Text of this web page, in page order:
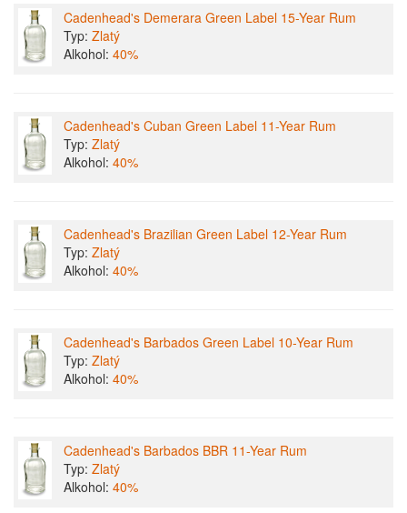
Cadenhead's Demerara Green Label 15-Year Rum
Typ: Zlatý
Alkohol: 40%
Cadenhead's Cuban Green Label 11-Year Rum
Typ: Zlatý
Alkohol: 40%
Cadenhead's Brazilian Green Label 12-Year Rum
Typ: Zlatý
Alkohol: 40%
Cadenhead's Barbados Green Label 10-Year Rum
Typ: Zlatý
Alkohol: 40%
Cadenhead's Barbados BBR 11-Year Rum
Typ: Zlatý
Alkohol: 40%